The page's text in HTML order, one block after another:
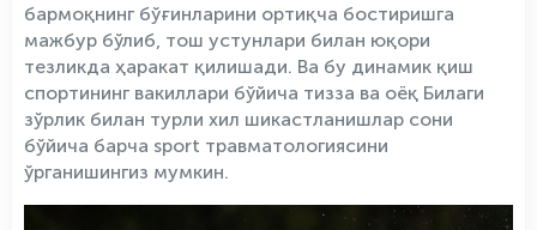
бармоқнинг бўғинларини ортиқча бостиришга
мажбур бўлиб, тош устунлари билан юқори
тезликда ҳаракат қилишади. Ва бу динамик қиш
спортининг вакиллари бўйича тизза ва оёқ Билаги
зўрлик билан турли хил шикастланишлар сони
бўйича барча sport травматологиясини
ўрганишингиз мумкин.